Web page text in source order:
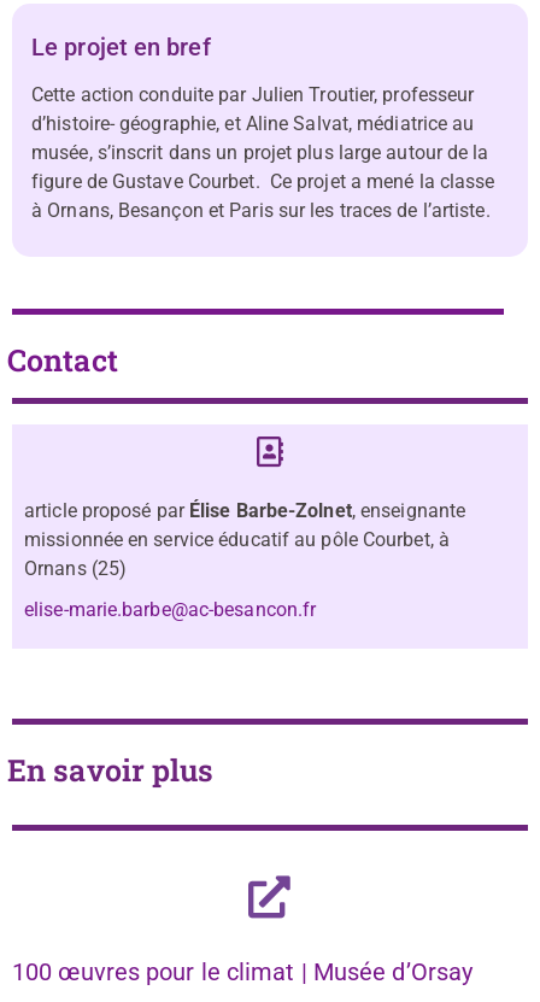
Le projet en bref
Cette action conduite par Julien Troutier, professeur
d’histoire- géographie, et Aline Salvat, médiatrice au
musée, s’inscrit dans un projet plus large autour de la
figure de Gustave Courbet. Ce projet a mené la classe
à Ornans, Besançon et Paris sur les traces de l’artiste.
Contact
article proposé par Élise Barbe-Zolnet, enseignante
missionnée en service éducatif au pôle Courbet, à
Ornans (25)
elise-marie.barbe@ac-besancon.fr
En savoir plus
100 œuvres pour le climat | Musée d’Orsay